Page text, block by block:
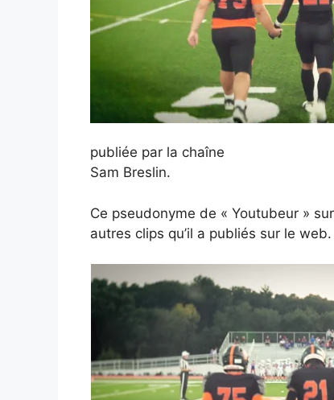
publiée par la chaîne
Sam Breslin.
Ce pseudonyme de « Youtubeur »
autres clips qu’il a publiés sur le web.